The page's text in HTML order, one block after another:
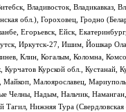
Владивосток, Владикавказ,
обл.), Гороховец, Гродно
Егорьевск, Ейск,
Иркутск-27, Ишим, Йошкар
Клин, Когалым, Коломна,
Курской обл.,
Малоярославец,
Надым, Нальчик, Наманган,
Нижняя Тура (Свердловская